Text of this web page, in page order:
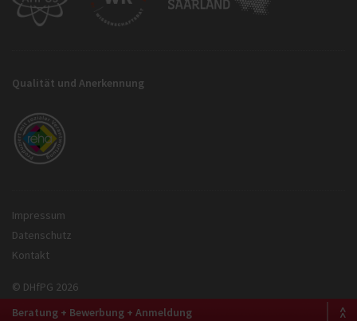
Beratung + Bewerbung + Anmeldung
Qualität und Anerkennung
Impressum
Datenschutz
Kontakt
© DHfPG 2026